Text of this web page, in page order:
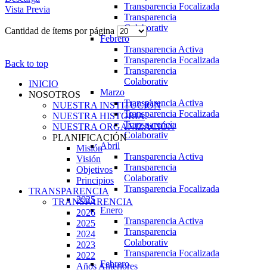
Transparencia Focalizada
Transparencia
Colaborativ
Febrero
Transparencia Activa
Transparencia Focalizada
Transparencia
Colaborativ
Marzo
Transparencia Activa
Transparencia Focalizada
Transparencia
Colaborativ
Abril
Transparencia Activa
Transparencia
Colaborativ
Transparencia Focalizada
2025
Enero
Transparencia Activa
Transparencia
Colaborativ
Transparencia Focalizada
Febrero
Vista Previa
Cantidad de ítems por página
Back to top
INICIO
NOSOTROS
NUESTRA INSTITUCIÓN
NUESTRA HISTORIA
NUESTRA ORGANIZACIÓN
PLANIFICACIÓN
Misión
Visión
Objetivos
Principios
TRANSPARENCIA
TRANSPARENCIA
2026
2025
2024
2023
2022
Años Anteriores